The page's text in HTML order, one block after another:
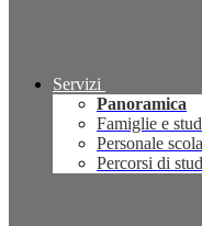
Servizi
Panoramica
Famiglie e
Personale
Percorsi di